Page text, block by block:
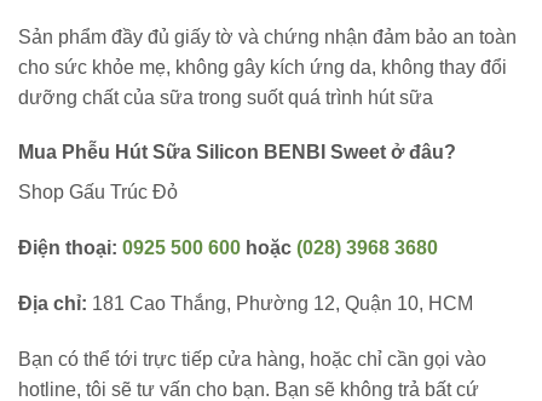
Sản phẩm đầy đủ giấy tờ và chứng nhận đảm bảo an toàn
cho sức khỏe mẹ, không gây kích ứng da, không thay đổi
dưỡng chất của sữa trong suốt quá trình hút sữa
Mua Phễu Hút Sữa Silicon BENBI Sweet ở đâu?
Shop Gấu Trúc Đỏ
Điện thoại: 0925 500 600 hoặc (028) 3968 3680
Địa chỉ: 181 Cao Thắng, Phường 12, Quận 10, HCM
Bạn có thể tới trực tiếp cửa hàng, hoặc chỉ cần gọi vào
hotline, tôi sẽ tư vấn cho bạn. Bạn sẽ không trả bất cứ